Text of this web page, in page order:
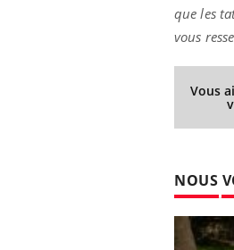
que les
vous
Vous
NOUS